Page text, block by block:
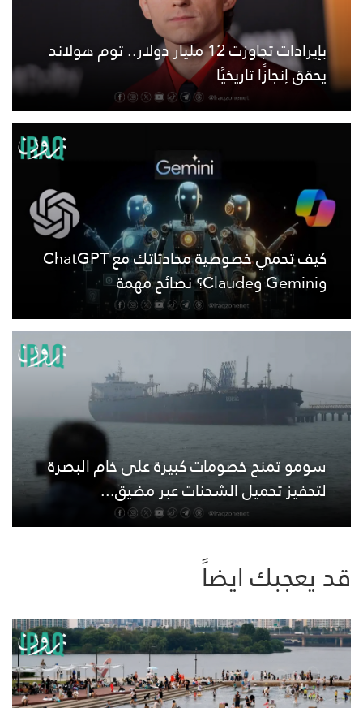
بإيرادات تجاوزت 12 مليار دولار.. توم هولاند
يحقق إنجازًا تاريخيًا
كيف تحمي خصوصية محادثاتك مع ChatGPT
وGemini وClaude؟ نصائح مهمة
سومو تمنح خصومات كبيرة على خام البصرة
لتحفيز تحميل الشحنات عبر مضيق...
قد يعجبك ايضاً